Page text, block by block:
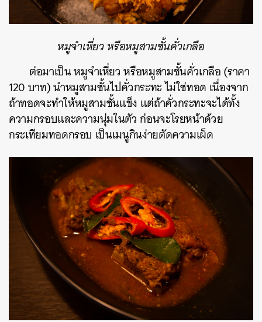
หมูจำเหี่ยว หรือหมูสามชั้นคั่วเกลือ
ต่อมาเป็น หมูจำเหี่ยว หรือหมูสามชั้นคั่วเกลือ (ราคา
120 บาท) นำหมูสามชั้นไปคั่วกระทะ ไม่ใช่ทอด เนื่องจาก
ถ้าทอดจะทำให้หมูสามชั้นแข็ง แต่ถ้าคั่วกระทะจะได้ทั้ง
ความกรอบและความนุ่มในตัว ก่อนจะโรยหน้าด้วย
กระเทียมทอดกรอบ เป็นเมนูกินง่ายตัดความเผ็ด
SHARE TWEET LINE